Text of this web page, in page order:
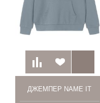
ДЖЕМПЕР NAME IT